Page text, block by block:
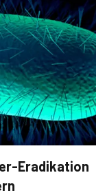
Eradikation